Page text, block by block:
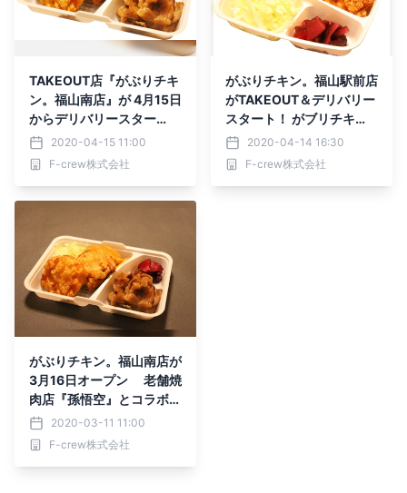
TAKEOUT店『がぶりチキ
ン。福山南店』が 4月15日
からデリバリースター
ト！！ 老舗焼肉店『孫悟
空』とコラボしたからあげ
が大人気！
2020-04-15 11:00
F-crew株式会社
がぶりチキン。福山駅前店
がTAKEOUT＆デリバリー
スタート！ がブリチキ
ン。のからあげ弁当＆ 焼
肉ビストロ「LOVE・BEE
F。」の焼肉弁当の販売を
2020-04-14 16:30
F-crew株式会社
がぶりチキン。福山南店が
3月16日オープン 老舗焼
肉店『孫悟空』とコラボし
TAKEOUT商品を販売！
～初のテイクアウト専門店
～
2020-03-11 11:00
F-crew株式会社